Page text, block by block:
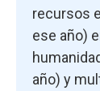
recursos
ese año)
año) y